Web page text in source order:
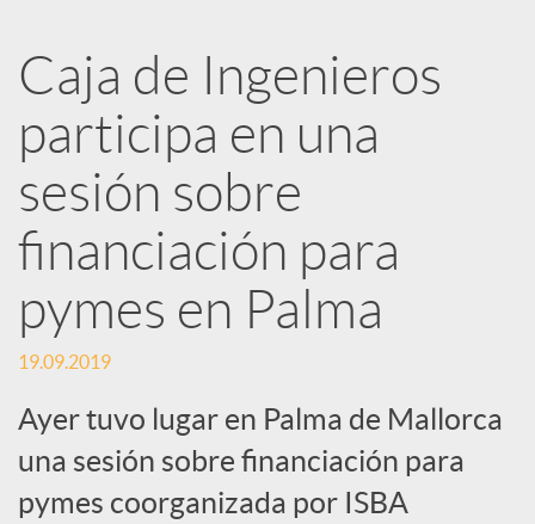
e
d
e
s
S
o
Caja de Ingenieros
participa en una
sesión sobre
financiación para
pymes en Palma
19.09.2019
Ayer tuvo lugar en Palma de Mallorca
una sesión sobre financiación para
pymes coorganizada por ISBA